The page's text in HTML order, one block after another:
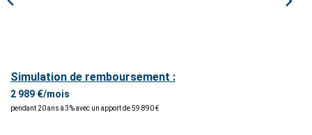
CONTACT
Simulation de remboursement :
2 989 €/mois
pendant 20 ans à 3% avec un apport de 59 890 €